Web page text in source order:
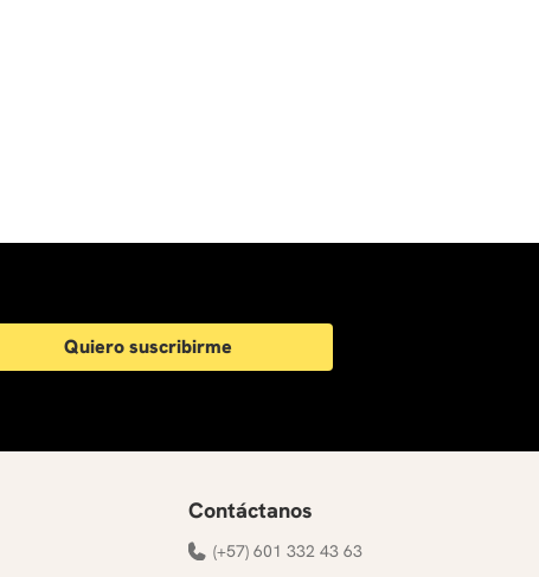
Quiero suscribirme
Contáctanos
(+57) 601 332 43 63